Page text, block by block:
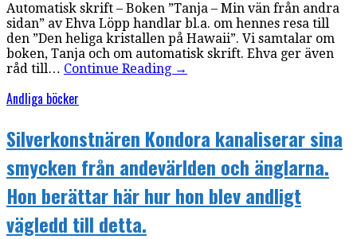
Automatisk skrift – Boken ”Tanja – Min vän från andra
sidan” av Ehva Löpp handlar bl.a. om hennes resa till
den ”Den heliga kristallen på Hawaii”. Vi samtalar om
boken, Tanja och om automatisk skrift. Ehva ger även
råd till… Continue Reading →
Andliga böcker
Silverkonstnären Kondora kanaliserar sina
smycken från andevärlden och änglarna.
Hon berättar här hur hon blev andligt
vägledd till detta.